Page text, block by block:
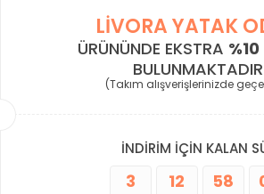
LIVORA YATAK
ÜRÜNÜNDE EKSTRA %10
(Takım alışverişlerinizde
İNDİRİM İÇİN KALAN
3 12 58